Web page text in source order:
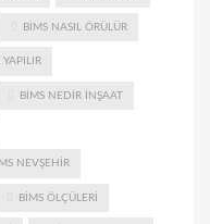
BIMS NASIL ÖRÜLÜR
YAPILIR
BIMS NEDIR INŞAAT
NEVŞEHIR
BIMS ÖLÇÜLERI